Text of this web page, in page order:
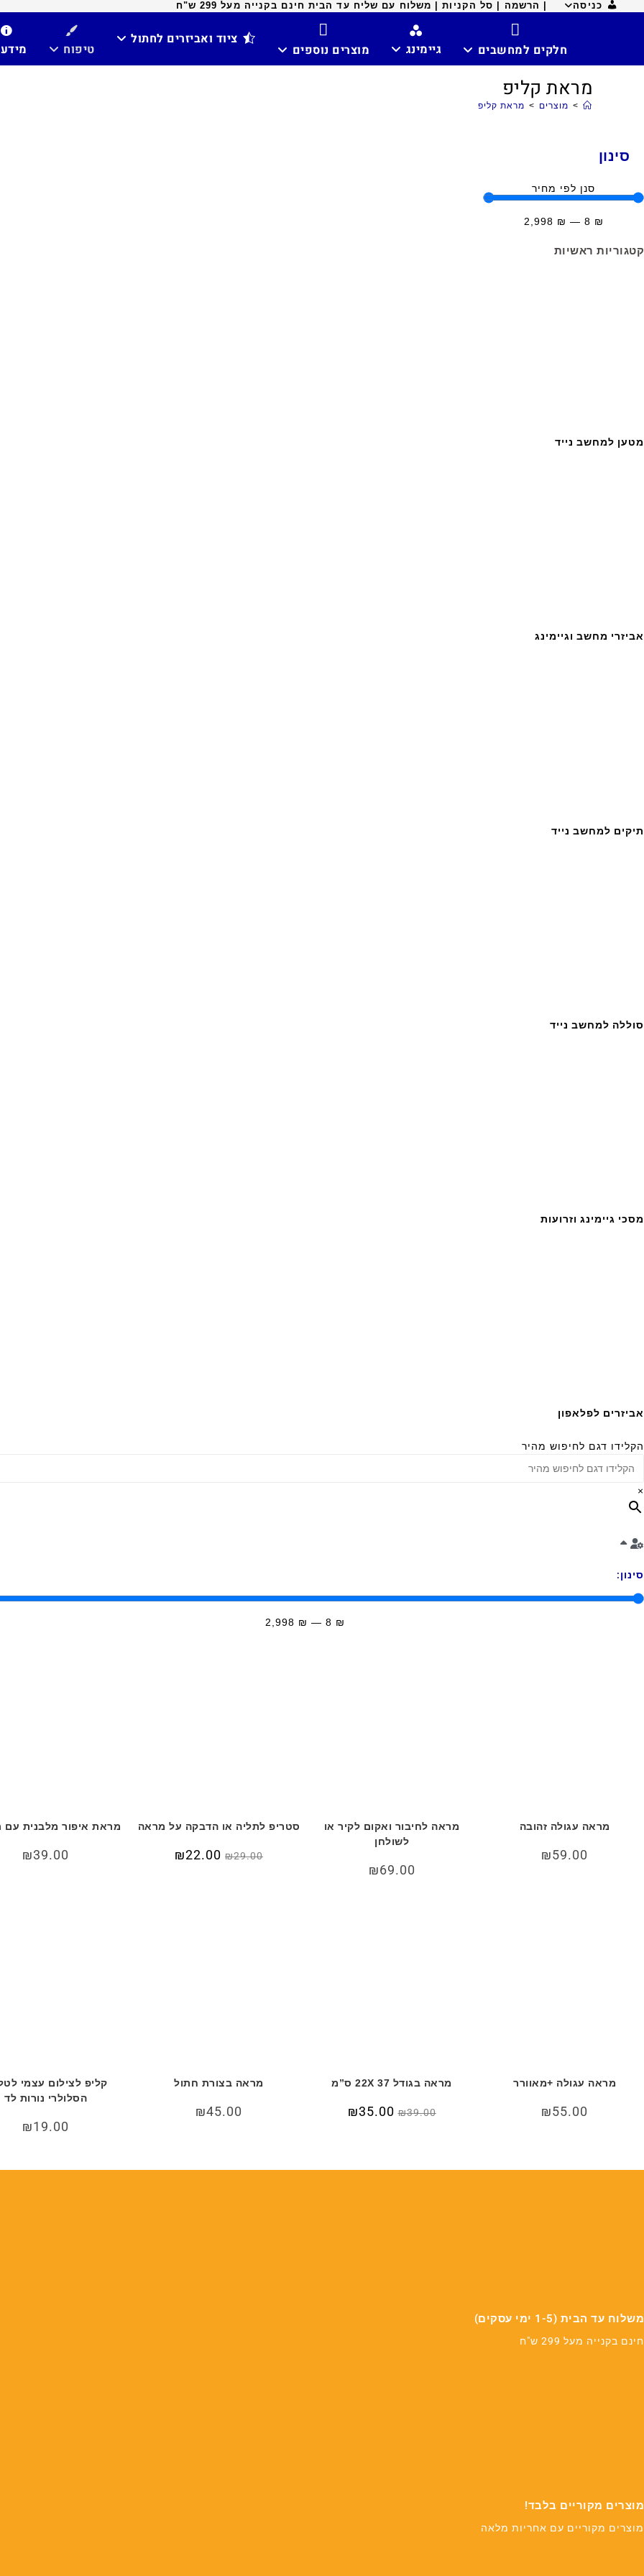
כניסה | הרשמה | סל הקניות | משלוח עם שליח עד הבית חינם בקנייה מעל 299 ש"ח
חלקים למחשבים גיימינג מוצרים נוספים
ציוד ואביזרים לחתול
טיפוח מידע
מראת קליפ
> מוצרים > מראת קליפ
סינון
סנן לפי מחיר
₪
8
—
₪
2,998
קטגוריות ראשיות
מטען למחשב נייד
אביזרי מחשב וגיימינג
תיקים למחשב נייד
סוללה למחשב נייד
מסכי גיימינג וזרועות
אביזרים לפלאפון
הקלידו דגם לחיפוש מהיר
×
סינון:
₪
8
—
₪
2,998
מראה עגולה זהובה
₪59.00
מראה לחיבור ואקום לקיר או
לשולחן
₪69.00
סטריפ לתליה או הדבקה על מראה
₪29.00
המחיר
המקורי
₪22.00
המחיר
הנוכחי
מראת איפור מלבנית עם
₪39.00
מראה עגולה +מאוורר
₪55.00
מראה בגודל 22X 37 ס”מ
₪39.00
המחיר
המקורי
₪35.00
מראה בצורת חתול
₪45.00
קליפ לצילום עצמי
הסלולרי נורות לד
₪19.00
משלוח עד הבית (1-5 ימי עסקים)
חינם בקנייה מעל 299 ש"ח
מוצרים מקוריים בלבד!
מוצרים מקוריים עם אחריות מלאה